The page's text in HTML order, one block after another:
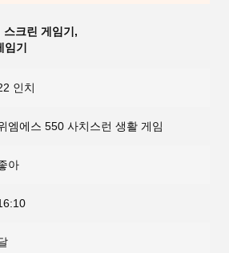
크린 게임기 ,
기
인치
엠에스 550 사치스런 생활 게임
아